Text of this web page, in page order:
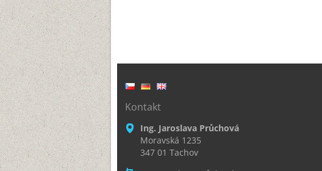
Kontakt
Ing. Jaroslava Průchová
Moravská 1235
347 01 Tachov